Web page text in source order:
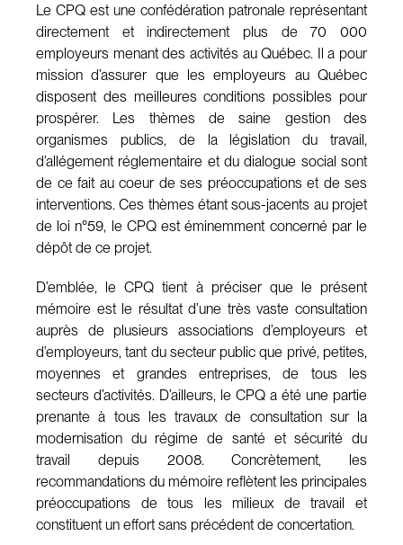
Le CPQ est une confédération patronale représentant
directement et indirectement plus de 70 000
employeurs menant des activités au Québec. Il a pour
mission d’assurer que les employeurs au Québec
disposent des meilleures conditions possibles pour
prospérer. Les thèmes de saine gestion des
organismes publics, de la législation du travail,
d’allégement réglementaire et du dialogue social sont
de ce fait au coeur de ses préoccupations et de ses
interventions. Ces thèmes étant sous-jacents au projet
de loi n°59, le CPQ est éminemment concerné par le
dépôt de ce projet.
D’emblée, le CPQ tient à préciser que le présent
mémoire est le résultat d’une très vaste consultation
auprès de plusieurs associations d’employeurs et
d’employeurs, tant du secteur public que privé, petites,
moyennes et grandes entreprises, de tous les
secteurs d’activités. D’ailleurs, le CPQ a été une partie
prenante à tous les travaux de consultation sur la
modernisation du régime de santé et sécurité du
travail depuis 2008. Concrètement, les
recommandations du mémoire reflètent les principales
préoccupations de tous les milieux de travail et
constituent un effort sans précédent de concertation.